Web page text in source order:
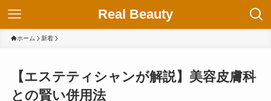
Real Beauty
ホーム 新着
【エステティシャンが解説】美容皮膚科
との賢い併用法